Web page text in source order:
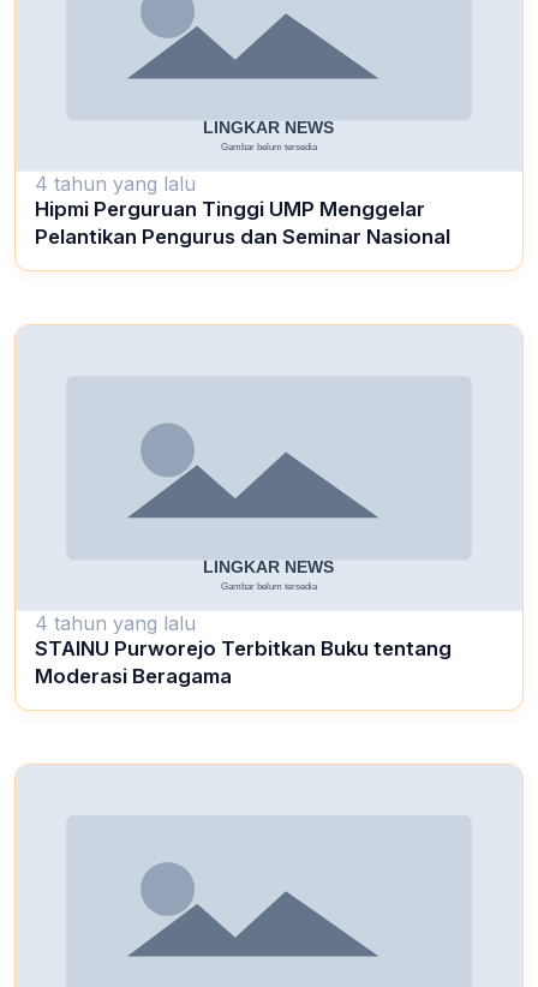
4 tahun yang lalu
Hipmi Perguruan Tinggi UMP Menggelar
Pelantikan Pengurus dan Seminar Nasional
4 tahun yang lalu
STAINU Purworejo Terbitkan Buku tentang
Moderasi Beragama